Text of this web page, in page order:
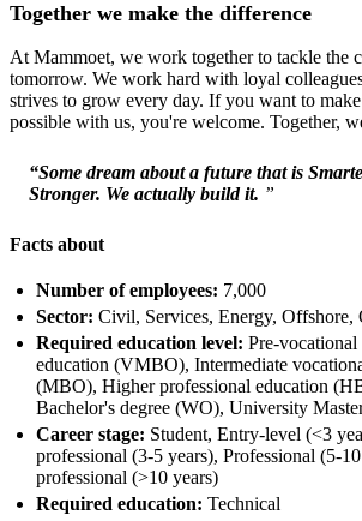
Together we make the difference
At Mammoet, we work together to tackle the
tomorrow. We work hard with loyal
strives to grow every day. If you want to
possible with us, you're welcome. Together,
“Some dream about a future that is
Stronger. We actually build it. ”
Facts about
Number of employees: 7,000
Sector: Civil, Services, Energy, Offshore,
Required education level: Pre-vocational
education (VMBO), Intermediate
(MBO), Higher professional education
Bachelor's degree (WO), University
Career stage: Student, Entry-level (<3
professional (3-5 years), Professional (5-
professional (>10 years)
Required education:Technical